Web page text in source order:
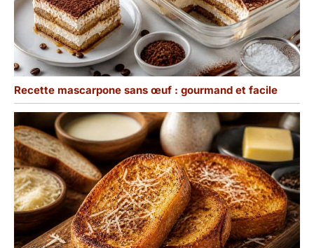
Recette mascarpone sans œuf : gourmand et facile